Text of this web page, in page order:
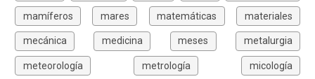
mamíferos mares matemáticas materiales
mecánica medicina meses metalurgia
meteorología metrología micología